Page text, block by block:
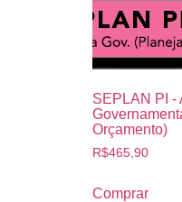
SEPLAN PI -
Orçamento)
R$465,90
Comprar